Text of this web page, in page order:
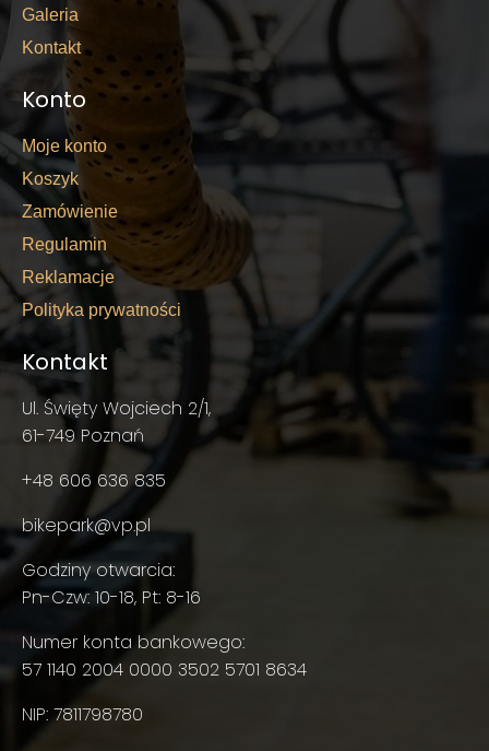
Galeria
Kontakt
Konto
Moje konto
Koszyk
Zamówienie
Regulamin
Reklamacje
Polityka prywatności
Kontakt
Ul. Święty Wojciech 2/1,
61-749 Poznań
+48 606 636 835
bikepark@vp.pl
Godziny otwarcia:
Pn-Czw: 10-18, Pt: 8-16
Numer konta bankowego:
57 1140 2004 0000 3502 5701 8634
NIP: 7811798780